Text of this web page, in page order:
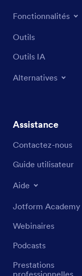
Fonctionnalités
Outils
Outils IA
Alternatives
Assistance
Contactez-nous
Guide utilisateur
Aide
Jotform Academy
Webinaires
Podcasts
Prestations
professionnelles